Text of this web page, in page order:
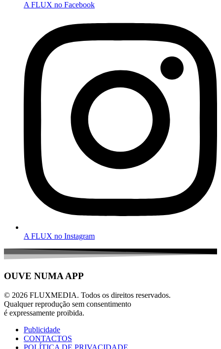
A FLUX no Facebook
A FLUX no Instagram
OUVE NUMA APP
© 2026 FLUXMEDIA. Todos os direitos reservados.
Qualquer reprodução sem consentimento
é expressamente proibida.
Publicidade
CONTACTOS
POLÍTICA DE PRIVACIDADE